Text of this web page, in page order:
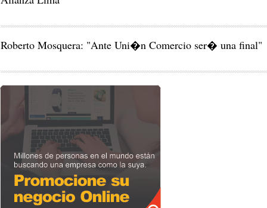
Roberto Mosquera: "Ante Uni�n Comercio ser� una final"